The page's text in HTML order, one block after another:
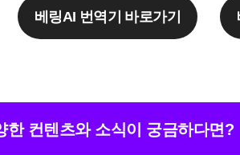
베링AI 번역기 바로가기
한 컨텐츠와 소식이 궁금하다면?